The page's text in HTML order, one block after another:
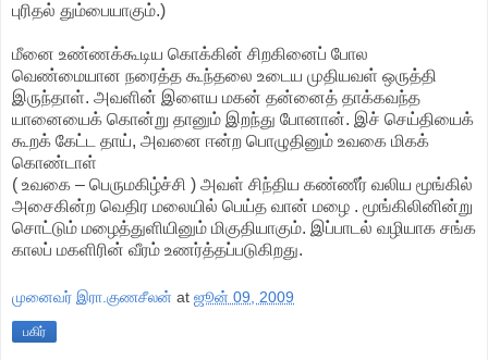
புரிதல் தும்பையாகும்.)
மீனை உண்ணக்கூடிய கொக்கின் சிறகினைப் போல
வெண்மையான நரைத்த கூந்தலை உடைய முதியவள் ஒருத்தி
இருந்தாள். அவளின் இளைய மகன் தன்னைத் தாக்கவந்த
யானையைக் கொன்று தானும் இறந்து போனான். இச் செய்தியைக்
கூறக் கேட்ட தாய், அவனை ஈன்ற பொழுதினும் உவகை மிகக்
கொண்டாள்
( உவகை – பெருமகிழ்ச்சி ) அவள் சிந்திய கண்ணீர் வலிய மூங்கில்
அசைகின்ற வெதிர மலையில் பெய்த வான் மழை . மூங்கிலினின்று
சொட்டும் மழைத்துளியினும் மிகுதியாகும். இப்பாடல் வழியாக சங்க
காலப் மகளிரின் வீரம் உணர்த்தப்படுகிறது.
முனைவர் இரா.குணசீலன் at ஜூன் 09, 2009
பகிர்